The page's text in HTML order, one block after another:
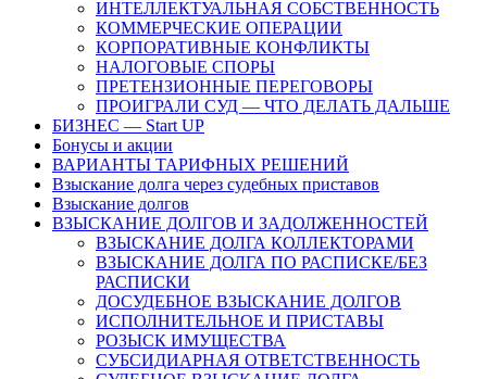
ИНТЕЛЛЕКТУАЛЬНАЯ СОБСТВЕННОСТЬ
КОММЕРЧЕСКИЕ ОПЕРАЦИИ
КОРПОРАТИВНЫЕ КОНФЛИКТЫ
НАЛОГОВЫЕ СПОРЫ
ПРЕТЕНЗИОННЫЕ ПЕРЕГОВОРЫ
ПРОИГРАЛИ СУД — ЧТО ДЕЛАТЬ ДАЛЬШЕ
БИЗНЕС — Start UP
Бонусы и акции
ВАРИАНТЫ ТАРИФНЫХ РЕШЕНИЙ
Взыскание долга через судебных приставов
Взыскание долгов
ВЗЫСКАНИЕ ДОЛГОВ И ЗАДОЛЖЕННОСТЕЙ
ВЗЫСКАНИЕ ДОЛГА КОЛЛЕКТОРАМИ
ВЗЫСКАНИЕ ДОЛГА ПО РАСПИСКЕ/БЕЗ
РАСПИСКИ
ДОСУДЕБНОЕ ВЗЫСКАНИЕ ДОЛГОВ
ИСПОЛНИТЕЛЬНОЕ И ПРИСТАВЫ
РОЗЫСК ИМУЩЕСТВА
СУБСИДИАРНАЯ ОТВЕТСТВЕННОСТЬ